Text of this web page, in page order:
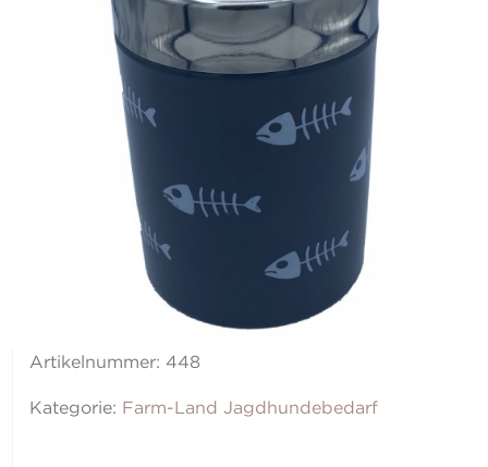
Artikelnummer:448
Kategorie: Farm-Land Jagdhundebedarf